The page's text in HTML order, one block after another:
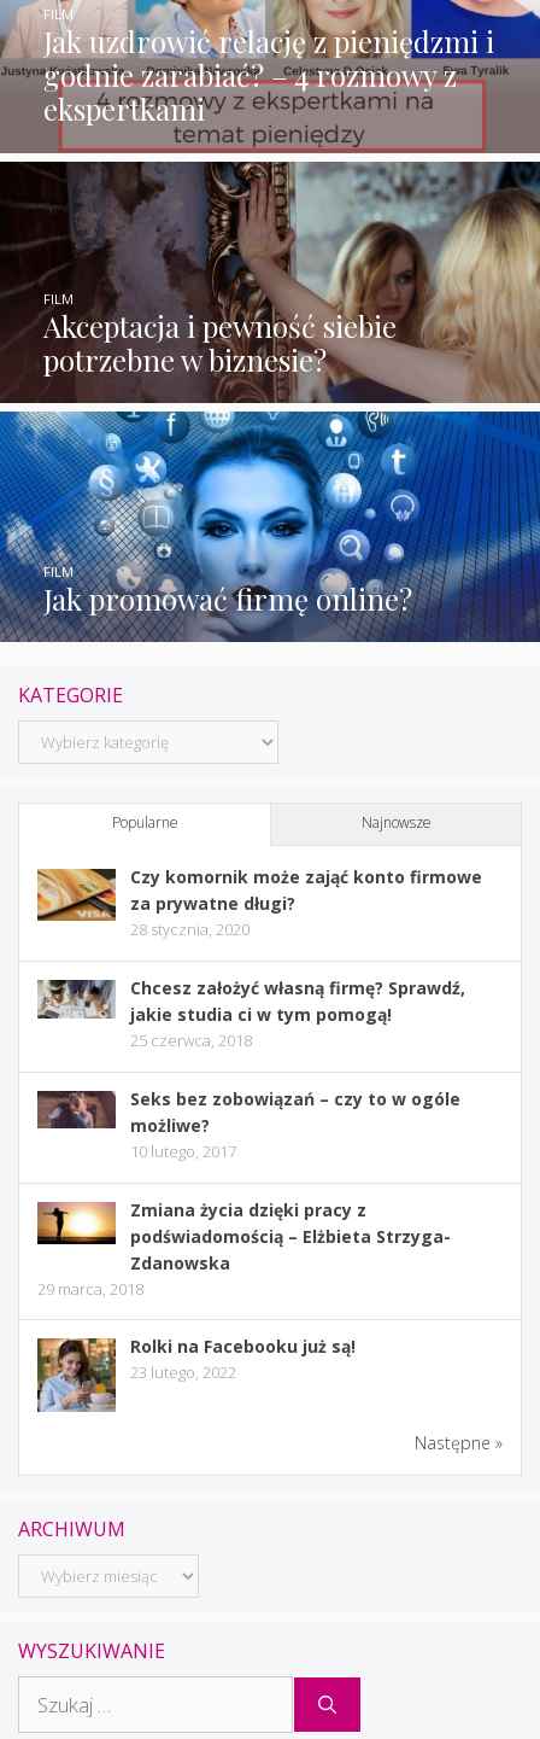
Jak uzdrowić relację z pieniędzmi i
godnie zarabiać? – 4 rozmowy z
ekspertkami
FILM
Akceptacja i pewność siebie
potrzebne w biznesie?
FILM
Jak promować firmę online?
FILM
KATEGORIE
Kategorie
Popularne Najnowsze
Czy komornik może zająć konto firmowe
za prywatne długi?
28 stycznia, 2020
Chcesz założyć własną firmę? Sprawdź,
jakie studia ci w tym pomogą!
25 czerwca, 2018
Seks bez zobowiązań – czy to w ogóle
możliwe?
10 lutego, 2017
Zmiana życia dzięki pracy z
podświadomością – Elżbieta Strzyga-
Zdanowska
29 marca, 2018
Rolki na Facebooku już są!
23 lutego, 2022
Następne »
ARCHIWUM
Archiwum
WYSZUKIWANIE